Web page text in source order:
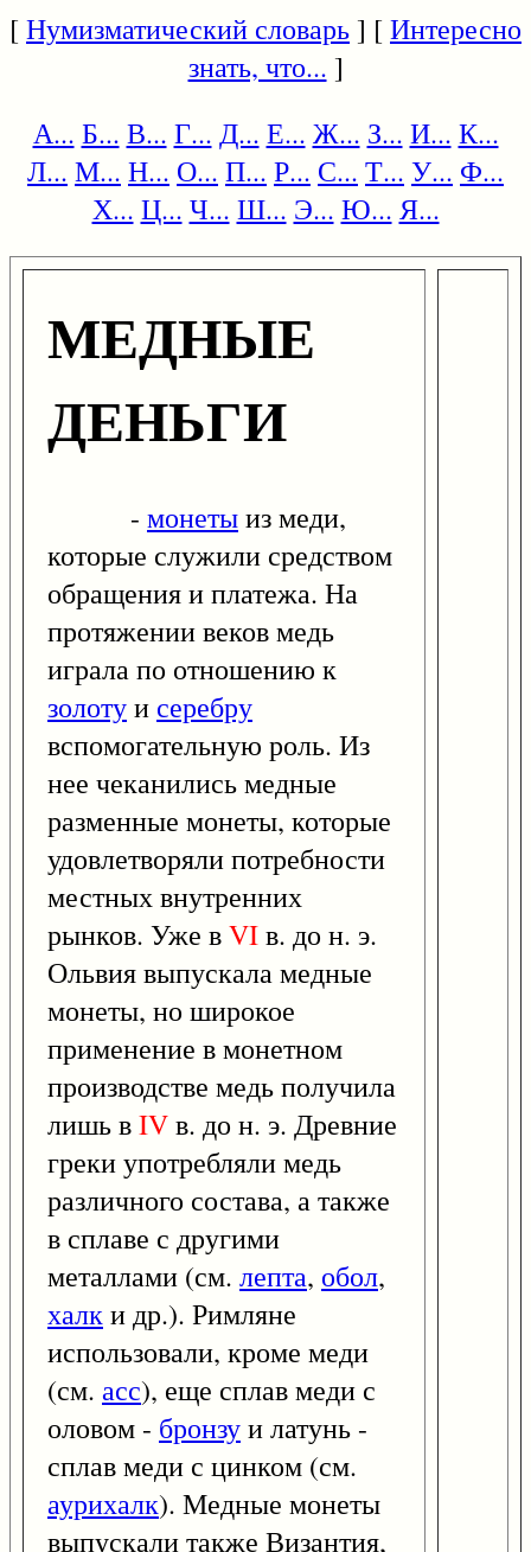
[Нумизматический словарь] [Интересно
знать, что... ]
А... Б... В... Г... Д... Е... Ж... З... И... К...
Л... М... Н... О... П... Р... С... Т... У... Ф...
Х... Ц... Ч... Ш... Э... Ю... Я...
МЕДНЫЕ
ДЕНЬГИ
- монетыиз меди,
которые служили средством
обращения и платежа. На
протяжении веков медь
играла по отношению к
золотуи серебру
вспомогательную роль. Из
нее чеканились медные
разменные монеты, которые
удовлетворяли потребности
местных внутренних
рынков. Уже вVIв. до н. э.
Ольвия выпускала медные
монеты, но широкое
применение в монетном
производстве медь получила
лишь вIVв. до н. э. Древние
греки употребляли медь
различного состава, а также
в сплаве с другими
металлами (см. лепта, обол,
халки др.). Римляне
использовали, кроме меди
(см. асс), еще сплав меди с
оловом - бронзуи латунь -
сплав меди с цинком (см.
аурихалк). Медные монеты
выпускали также Византия,